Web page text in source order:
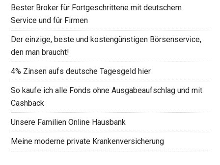
Bester Broker für Fortgeschrittene mit deutschem
Service und für Firmen
Der einzige, beste und kostengünstigen Börsenservice,
den man braucht!
4% Zinsen aufs deutsche Tagesgeld hier
So kaufe ich alle Fonds ohne Ausgabeaufschlag und mit
Cashback
Unsere Familien Online Hausbank
Meine moderne private Krankenversicherung